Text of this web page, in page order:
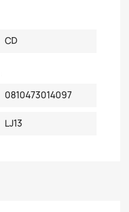
CD
0810473014097
LJ13